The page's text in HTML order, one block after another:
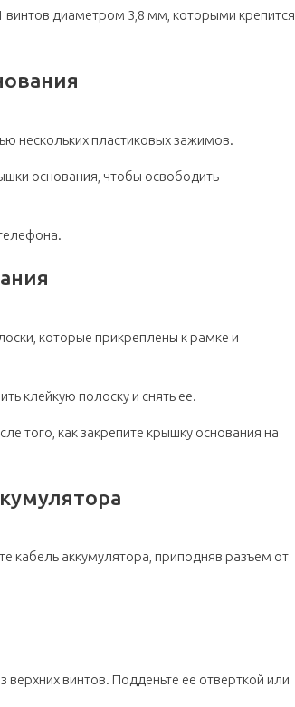
диаметром 3,8 мм, которыми крепится
нескольких пластиковых зажимов.
основания, чтобы освободить
которые прикреплены к рамке и
клейкую полоску и снять ее.
того, как закрепите крышку основания на
кабель аккумулятора, приподняв разъем от
винтов. Подденьте ее отверткой или